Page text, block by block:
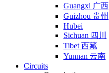
Guangxi 广西
Guizhou 贵州
Hubei
Sichuan 四川
Tibet 西藏
Yunnan 云南
Circuits